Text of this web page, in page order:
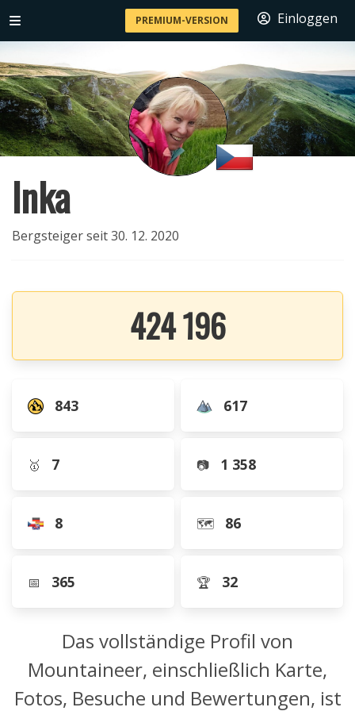
PREMIUM-VERSION Einloggen
Inka
Bergsteiger seit 30. 12. 2020
424 196
843 617
🥇 7 📷 1 358
8 🗺️ 86
📅 365 🏆 32
Das vollständige Profil von
Mountaineer, einschließlich Karte,
Fotos, Besuche und Bewertungen, ist